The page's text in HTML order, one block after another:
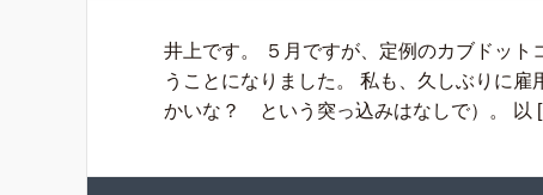
井上です。 ５月ですが、定例のカブドッ
うことになりました。 私も、久しぶりに
かいな？ という突っ込みはなしで）。 以